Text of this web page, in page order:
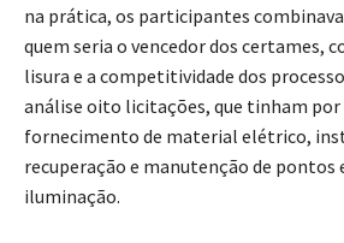
na prática, os participantes
quem seria o vencedor dos certames,
lisura e a competitividade dos
análise oito licitações, que tinham
fornecimento de material elétrico,
recuperação e manutenção de pontos
iluminação.